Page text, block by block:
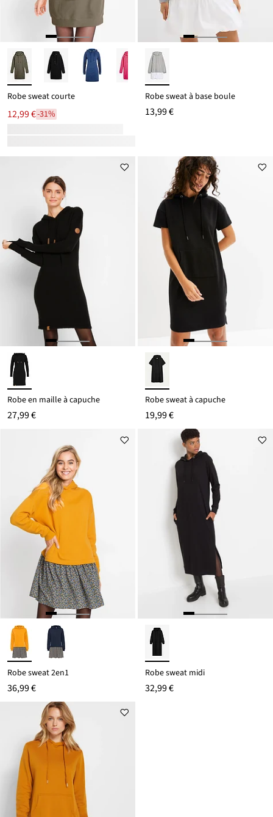
Robe sweat courte
12,99 €-31%
Robe sweat à base boule
13,99 €
Robe en maille à capuche
27,99 €
Robe sweat à capuche
19,99 €
Robe sweat 2en1
36,99 €
Robe sweat midi
32,99 €